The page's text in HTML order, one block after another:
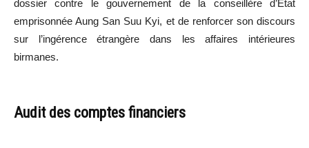
dossier contre le gouvernement de la conseillère d’État
emprisonnée Aung San Suu Kyi, et de renforcer son discours
sur l’ingérence étrangère dans les affaires intérieures
birmanes.
Audit des comptes financiers